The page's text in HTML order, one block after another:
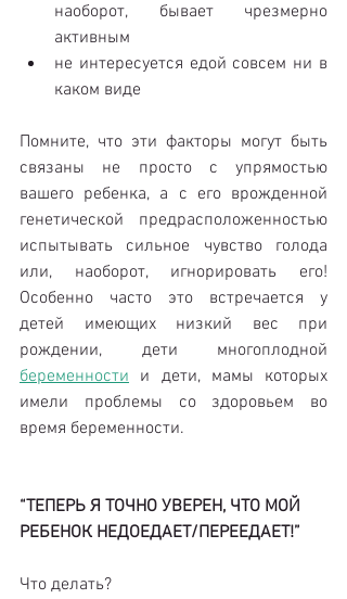
наоборот, бывает чрезмерно
активным
не интересуется едой совсем ни в
каком виде
Помните, что эти факторы могут быть
связаны не просто с упрямостью
вашего ребенка, а с его врожденной
генетической предрасположенностью
испытывать сильное чувство голода
или, наоборот, игнорировать его!
Особенно часто это встречается у
детей имеющих низкий вес при
беременности и дети, мамы которых
имели проблемы со здоровьем во
время беременности.
“ТЕПЕРЬ Я ТОЧНО УВЕРЕН, ЧТО МОЙ
РЕБЕНОК НЕДОЕДАЕТ/ПЕРЕЕДАЕТ!”
Что делать?